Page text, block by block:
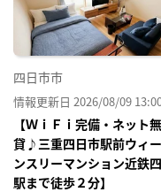
四日市市
情報更新日 2026/08/09
【ＷｉＦｉ完備・ネッ
貸♪三重四日市駅前ウィ
ンスリーマンション近鉄
駅まで徒歩２分】